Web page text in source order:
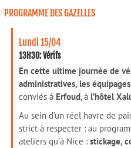
PROGRAMME DES GAZELLES
Lundi 15/04
13H30: Vérifs
En cette ultime journée de
administratives, les
conviés à Erfoud, à l’hôtel
Au sein d’un réel havre de
strict à respecter : au
ateliers qu’à Nice : stickage,